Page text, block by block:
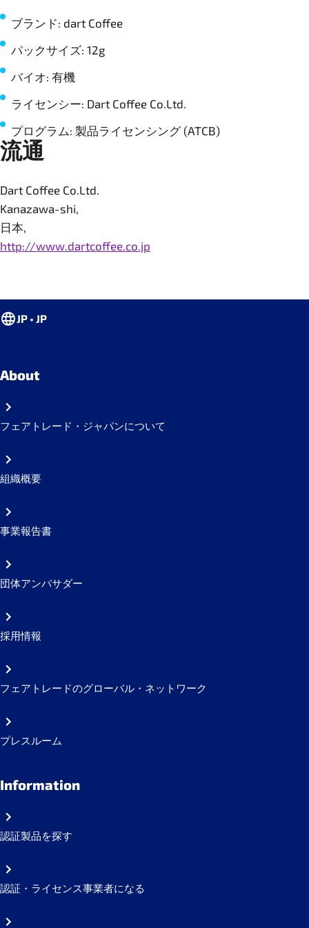
ブランド: dart Coffee
パックサイズ: 12g
バイオ: 有機
ライセンシー: Dart Coffee Co.Ltd.
プログラム: 製品ライセンシング (ATCB)
流通
Dart Coffee Co.Ltd.
Kanazawa-shi,
日本,
http://www.dartcoffee.co.jp
JP • JP
About
フェアトレード・ジャパンについて
組織概要
事業報告書
団体アンバサダー
採用情報
フェアトレードのグローバル・ネットワーク
プレスルーム
Information
認証製品を探す
認証・ライセンス事業者になる